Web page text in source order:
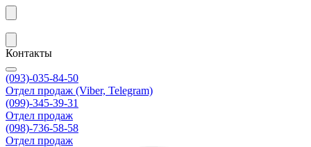
Контакты
(093)-035-84-50
Отдел продаж (Viber, Telegram)
(099)-345-39-31
Отдел продаж
(098)-736-58-58
Отдел продаж